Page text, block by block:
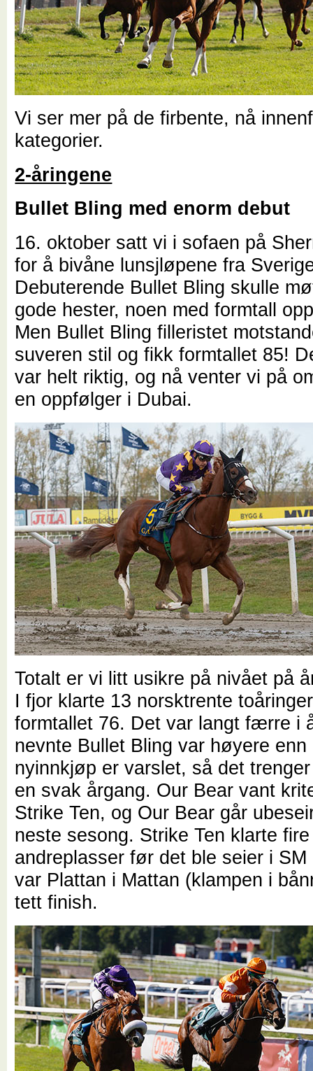
Vi ser mer på de firbente, nå
kategorier.
2-åringene
Bullet Bling med enorm debut
16. oktober satt vi i sofaen på
for å bivåne lunsjløpene fra
Debuterende Bullet Bling skulle
gode hester, noen med formtall
Men Bullet Bling filleristet
suveren stil og fikk formtallet 85!
var helt riktig, og nå venter vi på
en oppfølger i Dubai.
Totalt er vi litt usikre på nivået på
I fjor klarte 13 norsktrente
formtallet 76. Det var langt færre i
nevnte Bullet Bling var høyere enn
nyinnkjøp er varslet, så det
en svak årgang. Our Bear vant
Strike Ten, og Our Bear går
neste sesong. Strike Ten klarte
andreplasser før det ble seier i
var Plattan i Mattan (klampen i
tett finish.